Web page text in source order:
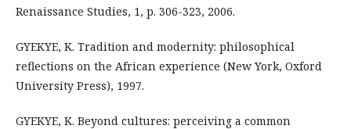
Renaissance Studies, 1, p. 306-323, 2006.
GYEKYE, K. Tradition and modernity: philosophical
reflections on the African experience (New York, Oxford
University Press), 1997.
GYEKYE, K. Beyond cultures: perceiving a common